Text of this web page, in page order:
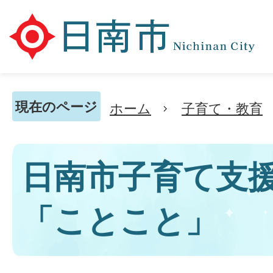
現在のページ ホーム 子育て・教育
日南市子育て支
「ことこと」